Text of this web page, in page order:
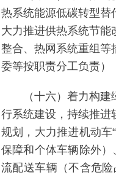
热系统能源低碳转型替
大力推进供热系统节
整合、热网系统重组等
委等按职责分工负责）
（十六）着力构建绿
行系统建设，持续推进
规划，大力推进机动车
保障和个体车辆除外
流配送车辆（不含危